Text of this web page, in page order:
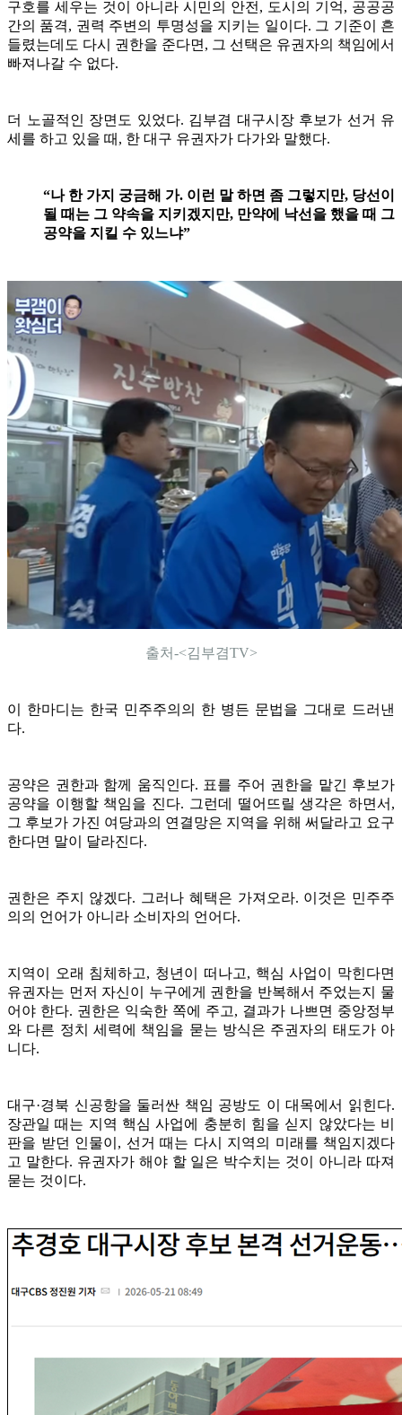
구호를 세우는 것이 아니라 시민의 안전, 도시의 기억, 공공공
간의 품격, 권력 주변의 투명성을 지키는 일이다. 그 기준이 흔
들렸는데도 다시 권한을 준다면, 그 선택은 유권자의 책임에서
빠져나갈 수 없다.
더 노골적인 장면도 있었다. 김부겸 대구시장 후보가 선거 유
세를 하고 있을 때, 한 대구 유권자가 다가와 말했다.
“나 한 가지 궁금해 가. 이런 말 하면 좀 그렇지만, 당선이
될 때는 그 약속을 지키겠지만, 만약에 낙선을 했을 때 그
공약을 지킬 수 있느냐”
출처-<김부겸TV>
이 한마디는 한국 민주주의의 한 병든 문법을 그대로 드러낸
다.
공약은 권한과 함께 움직인다. 표를 주어 권한을 맡긴 후보가
공약을 이행할 책임을 진다. 그런데 떨어뜨릴 생각은 하면서,
그 후보가 가진 여당과의 연결망은 지역을 위해 써달라고 요구
한다면 말이 달라진다.
권한은 주지 않겠다. 그러나 혜택은 가져오라. 이것은 민주주
의의 언어가 아니라 소비자의 언어다.
지역이 오래 침체하고, 청년이 떠나고, 핵심 사업이 막힌다면
유권자는 먼저 자신이 누구에게 권한을 반복해서 주었는지 물
어야 한다. 권한은 익숙한 쪽에 주고, 결과가 나쁘면 중앙정부
와 다른 정치 세력에 책임을 묻는 방식은 주권자의 태도가 아
니다.
대구·경북 신공항을 둘러싼 책임 공방도 이 대목에서 읽힌다.
장관일 때는 지역 핵심 사업에 충분히 힘을 싣지 않았다는 비
판을 받던 인물이, 선거 때는 다시 지역의 미래를 책임지겠다
고 말한다. 유권자가 해야 할 일은 박수치는 것이 아니라 따져
묻는 것이다.